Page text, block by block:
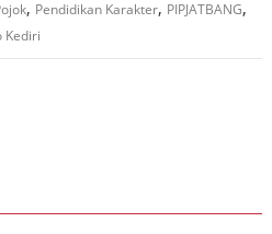
, Pendidikan Karakter, PIPJATBANG,
Kediri